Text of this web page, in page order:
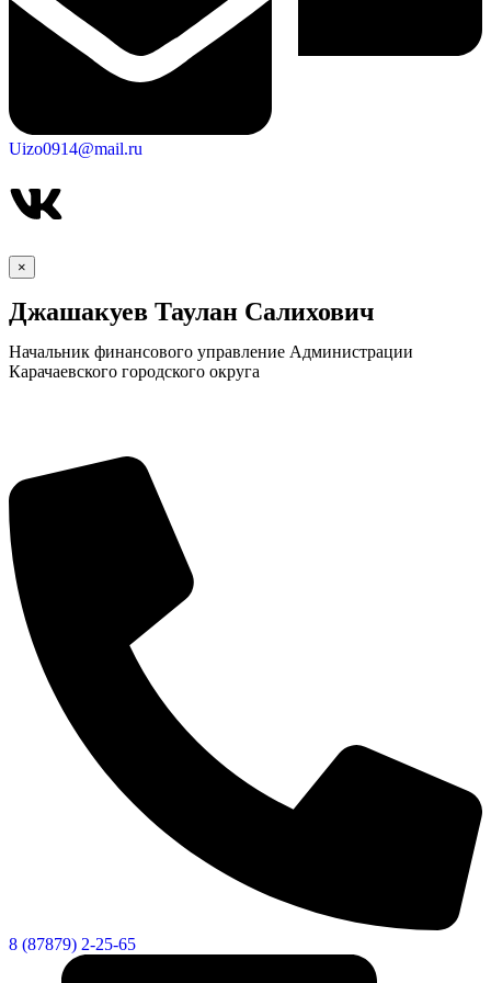
Uizo0914@mail.ru
×
Джашакуев Таулан Салихович
Начальник финансового управление Администрации
Карачаевского городского округа
8 (87879) 2-25-65